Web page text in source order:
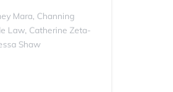
Mara, Channing
Law, Catherine Zeta-
Shaw